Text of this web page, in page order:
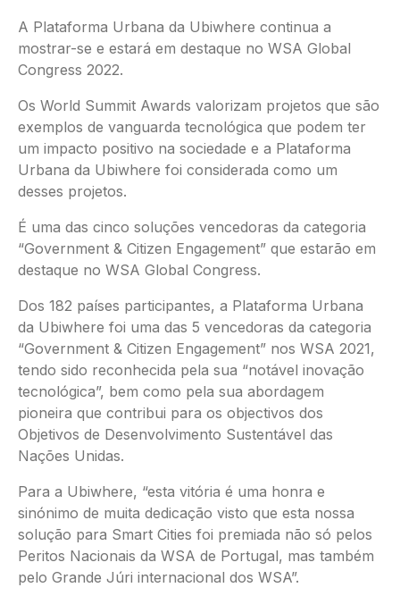
A Plataforma Urbana da Ubiwhere continua a
mostrar-se e estará em destaque no WSA Global
Congress 2022.
Os World Summit Awards valorizam projetos que são
exemplos de vanguarda tecnológica que podem ter
um impacto positivo na sociedade e a Plataforma
Urbana da Ubiwhere foi considerada como um
desses projetos.
É uma das cinco soluções vencedoras da categoria
“Government & Citizen Engagement” que estarão em
destaque no WSA Global Congress.
Dos 182 países participantes, a Plataforma Urbana
da Ubiwhere foi uma das 5 vencedoras da categoria
“Government & Citizen Engagement” nos WSA 2021,
tendo sido reconhecida pela sua “notável inovação
tecnológica”, bem como pela sua abordagem
pioneira que contribui para os objectivos dos
Objetivos de Desenvolvimento Sustentável das
Nações Unidas.
Para a Ubiwhere, “esta vitória é uma honra e
sinónimo de muita dedicação visto que esta nossa
solução para Smart Cities foi premiada não só pelos
Peritos Nacionais da WSA de Portugal, mas também
pelo Grande Júri internacional dos WSA”.